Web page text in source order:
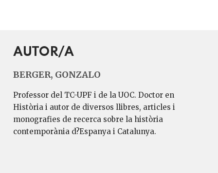
AUTOR/A
BERGER, GONZALO
Professor del TC-UPF i de la UOC. Doctor en
Història i autor de diversos llibres, articles i
monografies de recerca sobre la història
contemporània d?Espanya i Catalunya.